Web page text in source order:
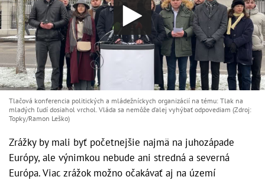
Tlačová konferencia politických a mládežníckych organizácií na tému: Tlak na
mladých ľudí dosiahol vrchol. Vláda sa nemôže ďalej vyhýbať odpovediam (Zdroj:
Topky/Ramon Leško)
Zrážky by mali byť početnejšie najmä na juhozápade
Európy, ale výnimkou nebude ani stredná a severná
Európa. Viac zrážok možno očakávať aj na území